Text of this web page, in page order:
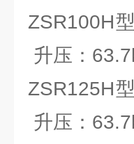
ZSR100H
升压：
ZSR125H
升压：